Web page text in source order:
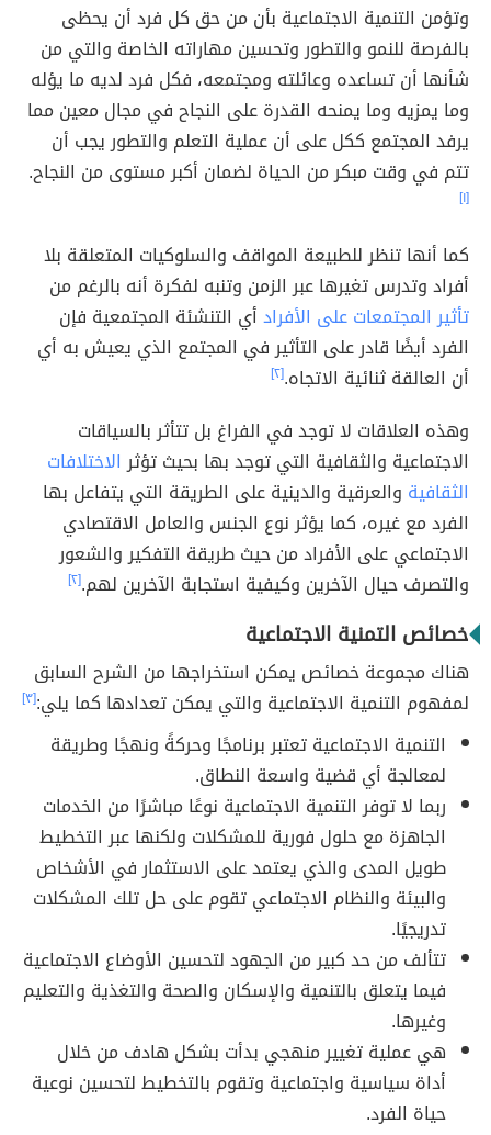
وتؤمن التنمية الاجتماعية بأن من حق كل فرد أن يحظى
بالفرصة للنمو والتطور وتحسين مهاراته الخاصة والتي من
شأنها أن تساعده وعائلته ومجتمعه، فكل فرد لديه ما يؤله
وما يمزيه وما يمنحه القدرة على النجاح في مجال معين مما
يرفد المجتمع ككل على أن عملية التعلم والتطور يجب أن
تتم في وقت مبكر من الحياة لضمان أكبر مستوى من النجاح.
[١]
كما أنها تنظر للطبيعة المواقف والسلوكيات المتعلقة بلا
أفراد وتدرس تغيرها عبر الزمن وتنبه لفكرة أنه بالرغم من
تأثير المجتمعات على الأفرادأي التنشئة المجتمعية فإن
الفرد أيضًا قادر على التأثير في المجتمع الذي يعيش به أي
أن العالقة ثنائية الاتجاه.[٢]
وهذه العلاقات لا توجد في الفراغ بل تتأثر بالسياقات
الاجتماعية والثقافية التي توجد بها بحيث تؤثرالاختلافات
الثقافية والعرقية والدينية على الطريقة التي يتفاعل بها
الفرد مع غيره، كما يؤثر نوع الجنس والعامل الاقتصادي
الاجتماعي على الأفراد من حيث طريقة التفكير والشعور
والتصرف حيال الآخرين وكيفية استجابة الآخرين لهم.[٢]
خصائص التمنية الاجتماعية
هناك مجموعة خصائص يمكن استخراجها من الشرح السابق
لمفهوم التنمية الاجتماعية والتي يمكن تعدادها كما يلي:[٣]
التنمية الاجتماعية تعتبر برنامجًا وحركةً ونهجًا وطريقة
لمعالجة أي قضية واسعة النطاق.
ربما لا توفر التنمية الاجتماعية نوعًا مباشرًا من الخدمات
الجاهزة مع حلول فورية للمشكلات ولكنها عبر التخطيط
طويل المدى والذي يعتمد على الاستثمار في الأشخاص
والبيئة والنظام الاجتماعي تقوم على حل تلك المشكلات
تدريجيًا.
تتألف من حد كبير من الجهود لتحسين الأوضاع الاجتماعية
فيما يتعلق بالتنمية والإسكان والصحة والتغذية والتعليم
وغيرها.
هي عملية تغيير منهجي بدأت بشكل هادف من خلال
أداة سياسية واجتماعية وتقوم بالتخطيط لتحسين نوعية
حياة الفرد.